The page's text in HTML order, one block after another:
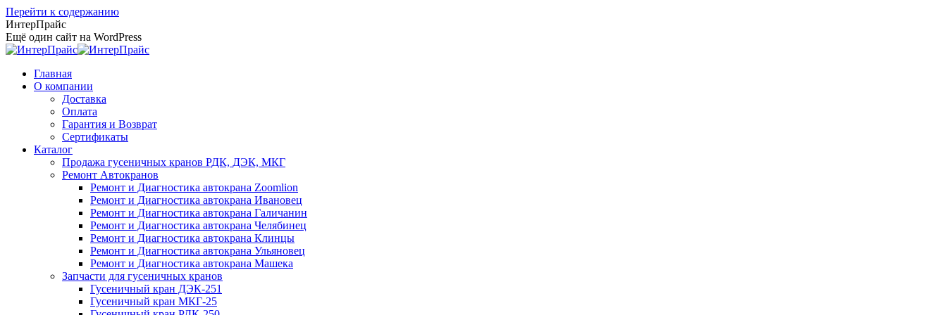
Перейти к содержанию
ИнтерПрайс
Ещё один сайт на WordPress
Главная
О компании
Доставка
Оплата
Гарантия и Возврат
Сертификаты
Каталог
Продажа гусеничных кранов РДК, ДЭК, МКГ
Ремонт Автокранов
Ремонт и Диагностика автокрана Zoomlion
Ремонт и Диагностика автокрана Ивановец
Ремонт и Диагностика автокрана Галичанин
Ремонт и Диагностика автокрана Челябинец
Ремонт и Диагностика автокрана Клинцы
Ремонт и Диагностика автокрана Ульяновец
Ремонт и Диагностика автокрана Машека
Запчасти для гусеничных кранов
Гусеничный кран ДЭК-251
Гусеничный кран МКГ-25